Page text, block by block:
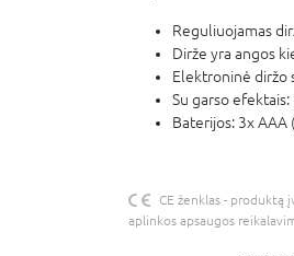
Reguliuojamas
Dirže yra angos
Elektroninė diržo
Su garso
Baterijos: 3x AAA
CE ženklas - produktą
aplinkos apsaugos